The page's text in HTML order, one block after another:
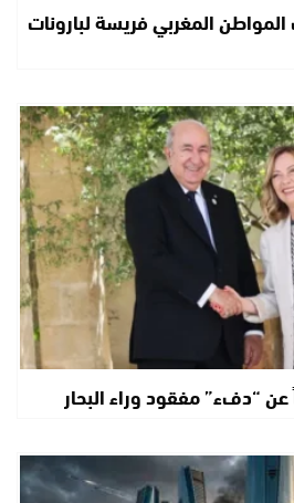
المغربي فريسة لبارونات
عن “دفء” مفقود وراء البحار